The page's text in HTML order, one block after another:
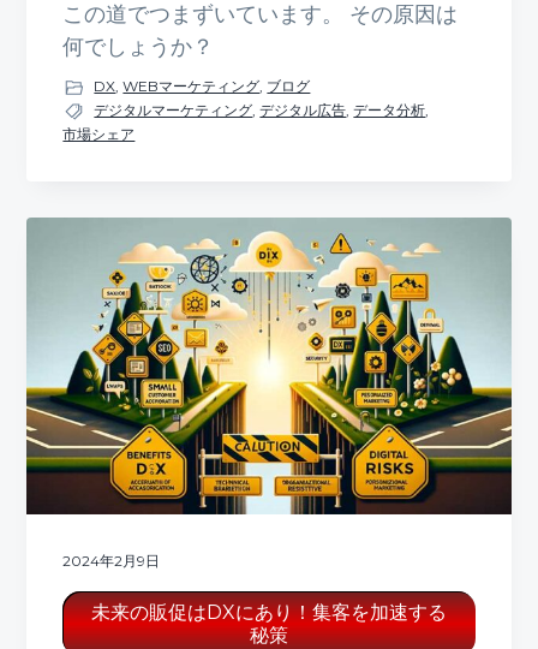
この道でつまずいています。 その原因は
何でしょうか？
DX ,WEBマーケティング ブログ
デジタルマーケティング ,デジタル広告 ,データ分析
市場シェア
2024年2月9日
未来の販促はDXにあり！集客を加速する
秘策